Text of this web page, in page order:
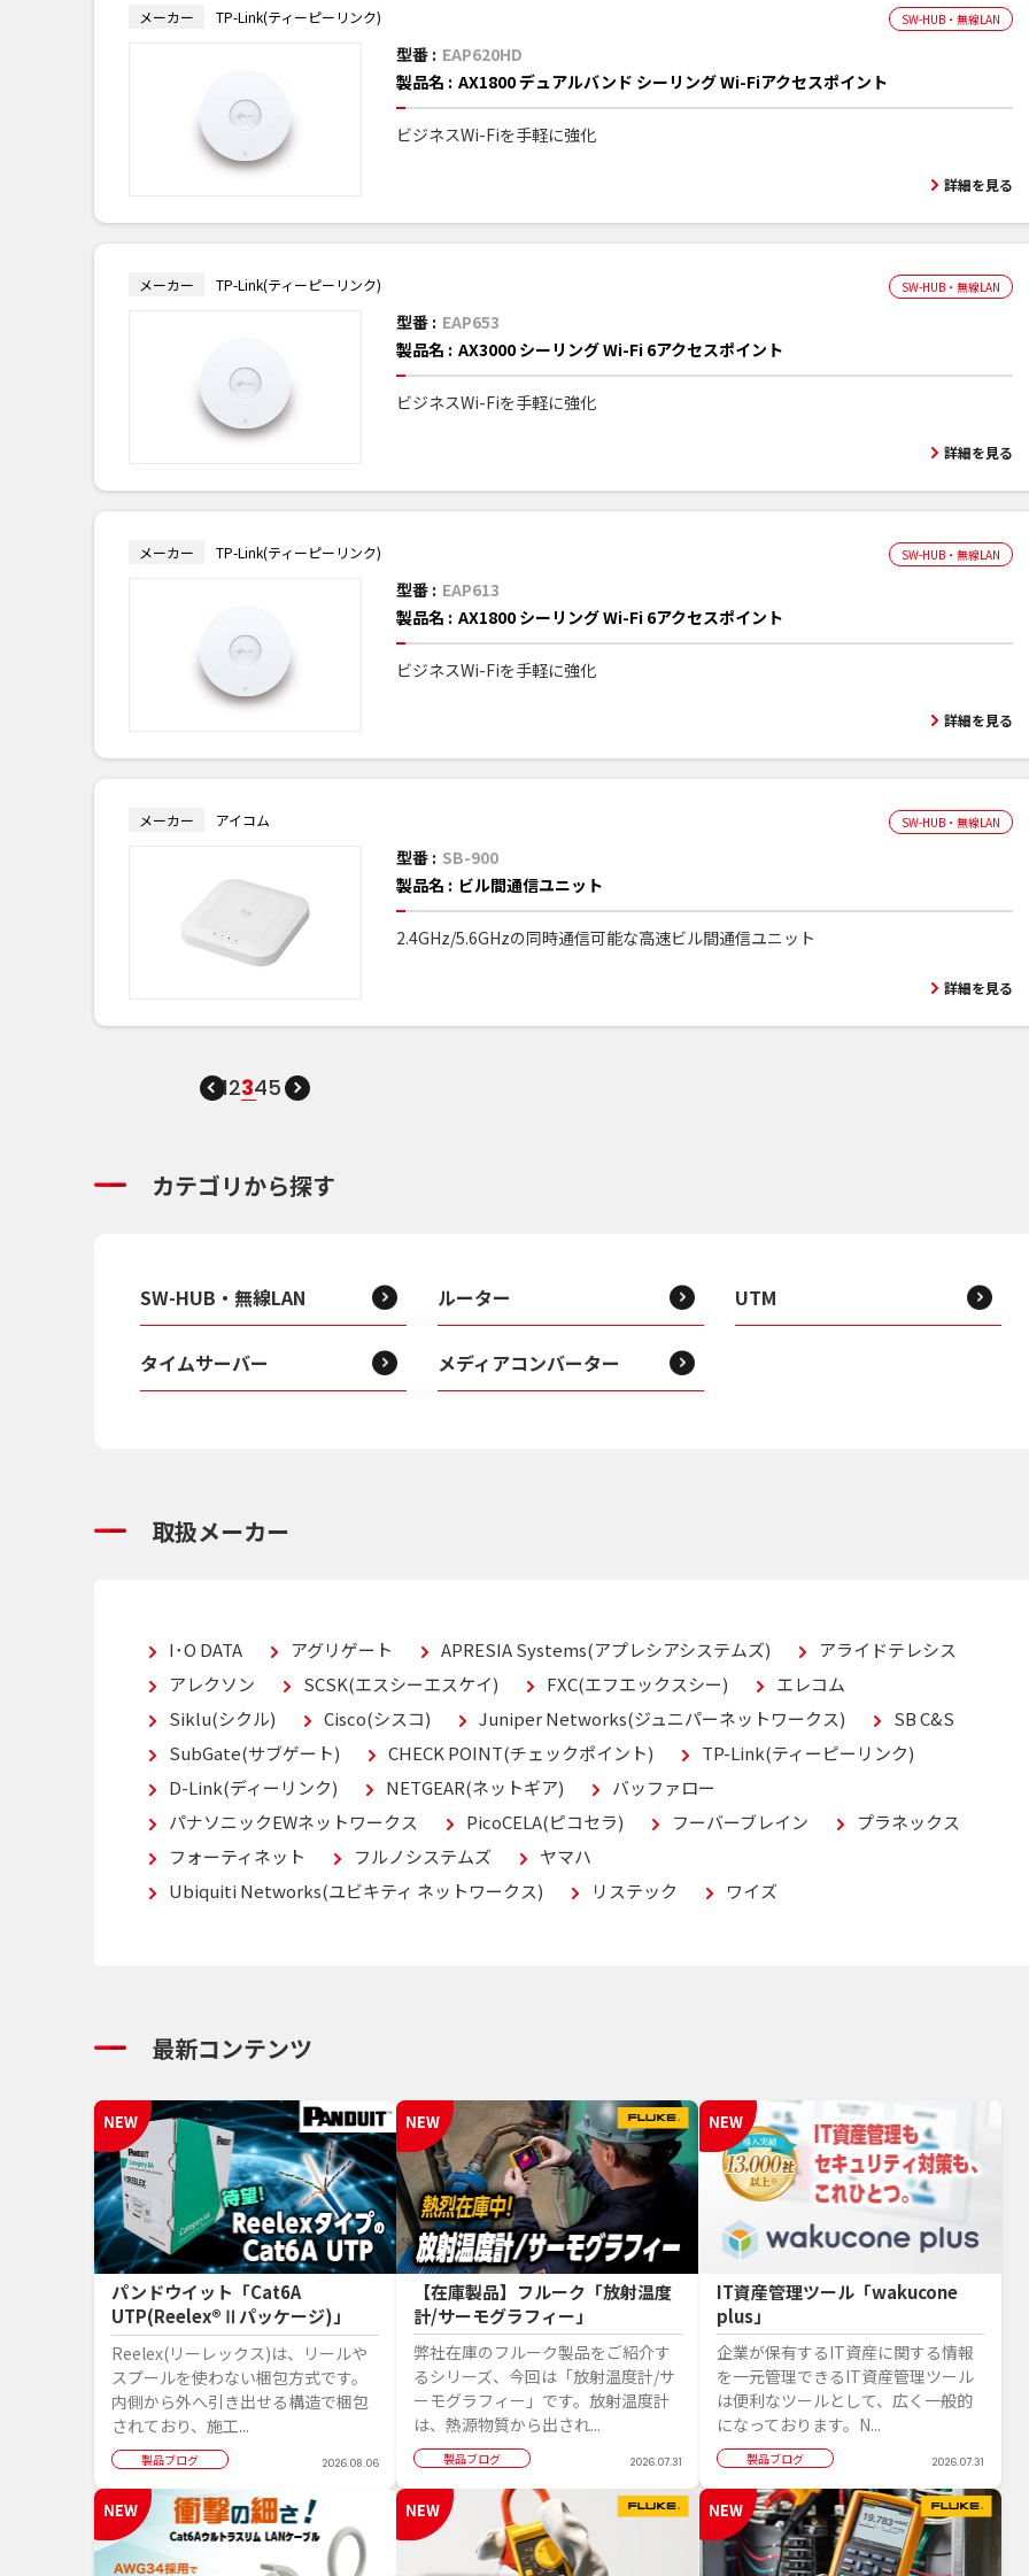
メーカー TP-Link(ティーピーリンク) SW-HUB・無線LAN
型番 : EAP620HD
製品名 : AX1800 デュアルバンド シーリング Wi-Fiアクセスポイント
ビジネスWi-Fiを手軽に強化
詳細を見る
メーカー TP-Link(ティーピーリンク) SW-HUB・無線LAN
型番 : EAP653
製品名 : AX3000 シーリング Wi-Fi 6アクセスポイント
ビジネスWi-Fiを手軽に強化
詳細を見る
メーカー TP-Link(ティーピーリンク) SW-HUB・無線LAN
型番 : EAP613
製品名 : AX1800 シーリング Wi-Fi 6アクセスポイント
ビジネスWi-Fiを手軽に強化
詳細を見る
メーカー アイコム SW-HUB・無線LAN
型番 : SB-900
製品名 : ビル間通信ユニット
2.4GHz/5.6GHzの同時通信可能な高速ビル間通信ユニット
詳細を見る
12345
カテゴリから探す
SW-HUB・無線LAN ルーター UTM
タイムサーバー メディアコンバーター
取扱メーカー
I･O DATA アグリゲート APRESIA Systems(アプレシアシステムズ)
アライドテレシス
アレクソン
SCSK(エスシーエスケイ) FXC(エフエックスシー)
エレコム
Siklu(シクル)
Cisco(シスコ) Juniper Networks(ジュニパーネットワークス)
SB C&S
SubGate(サブゲート)
CHECK POINT(チェックポイント)
TP-Link(ティーピーリンク)
D-Link(ディーリンク)
NETGEAR(ネットギア)
バッファロー
パナソニックEWネットワークス
PicoCELA(ピコセラ) フーバーブレイン
プラネックス
フォーティネット
フルノシステムズ
ヤマハ
Ubiquiti Networks(ユビキティ ネットワークス)
リステック ワイズ
最新コンテンツ
パンドウイット「Cat6A
UTP(Reelex®Ⅱパッケージ)」
Reelex(リーレックス)は、リールや
スプールを使わない梱包方式です。
内側から外へ引き出せる構造で梱包
されており、施工...
製品ブログ 2026.08.06
【在庫製品】フルーク「放射温度
計/サーモグラフィー」
弊社在庫のフルーク製品をご紹介す
るシリーズ、今回は「放射温度計/サ
ーモグラフィー」です。放射温度計
は、熱源物質から出され...
製品ブログ 2026.07.31
IT資産管理ツール「wakucone
plus」
企業が保有するIT資産に関する情報
を一元管理できるIT資産管理ツール
は便利なツールとして、広く一般的
になっております。N...
製品ブログ 2026.07.31